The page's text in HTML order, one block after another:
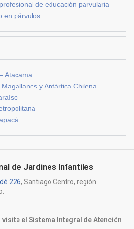
de educación parvularia
en párvulos
Atacama
y Antártica Chilena
de Jardines Infantiles
226, Santiago Centro, región
visite el Sistema Integral de Atención